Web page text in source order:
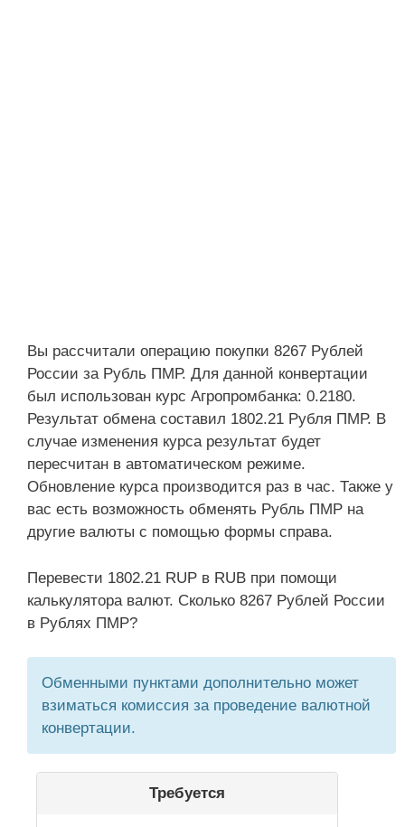
Вы рассчитали операцию покупки 8267 Рублей
России за Рубль ПМР. Для данной конвертации
был использован курс Агропромбанка: 0.2180.
Результат обмена составил 1802.21 Рубля ПМР. В
случае изменения курса результат будет
пересчитан в автоматическом режиме.
Обновление курса производится раз в час. Также у
вас есть возможность обменять Рубль ПМР на
другие валюты с помощью формы справа.
Перевести 1802.21 RUP в RUB при помощи
калькулятора валют. Сколько 8267 Рублей России
в Рублях ПМР?
Обменными пунктами дополнительно может
взиматься комиссия за проведение валютной
конвертации.
Требуется